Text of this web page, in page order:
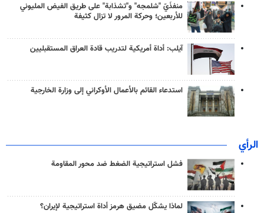
منفذَيّ "شلمجه" و"تشذابة" على طريق الفيض المليوني
للأربعين؛ وحركة المرور لا تزال كثيفة
آيلب: أداة أمريكية لتدريب قادة العراق المستقبليين
استدعاء القائم بالأعمال الأوكراني إلى وزارة الخارجية
الرأي
فشل استراتيجية الضغط ضد محور المقاومة
لماذا يشكّل مضيق هرمز أداة استراتيجية لإيران؟